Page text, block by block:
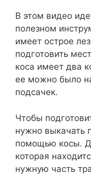
В этом видео
полезном
имеет острое
подготовить
коса имеет два
ее можно было
подсачек.
Чтобы
нужно выкачать
помощью косы.
которая
нужную часть